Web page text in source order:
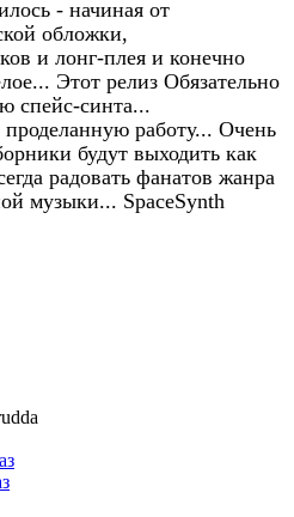
- начиная от
обложки,
и лонг-плея и конечно
Этот релиз Обязательно
спейс-синта...
работу... Очень
будут выходить как
радовать фанатов жанра
музыки... SpaceSynth